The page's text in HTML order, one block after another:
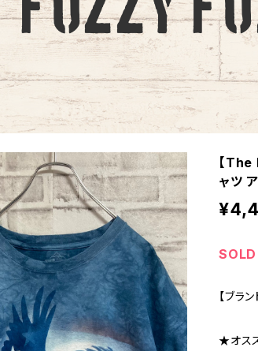
【
ャツ
【ブラ
★オス